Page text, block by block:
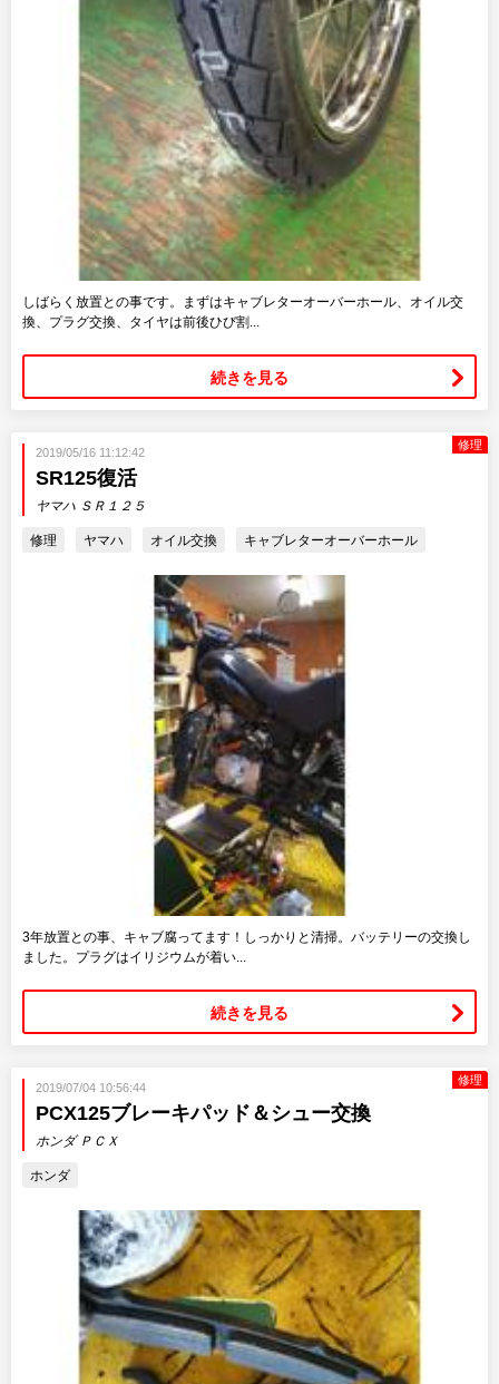
しばらく放置との事です。まずはキャブレターオーバーホール、オイル交
換、プラグ交換、タイヤは前後ひび割...
続きを見る
修理
2019/05/16 11:12:42
SR125復活
ヤマハ ＳＲ１２５
修理 ヤマハ オイル交換 キャブレターオーバーホール
3年放置との事、キャブ腐ってます！しっかりと清掃。バッテリーの交換し
ました。プラグはイリジウムが着い...
続きを見る
修理
2019/07/04 10:56:44
PCX125ブレーキパッド＆シュー交換
ホンダ ＰＣＸ
ホンダ